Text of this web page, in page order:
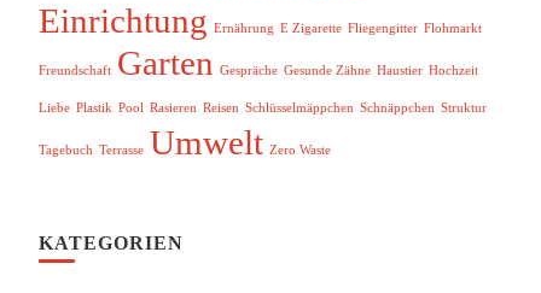
Einrichtung Ernährung E Zigarette Fliegengitter Flohmarkt
Freundschaft Garten Gespräche Gesunde Zähne Haustier Hochzeit
Liebe Plastik Pool Rasieren Reisen Schlüsselmäppchen Schnäppchen Struktur
Tagebuch Terrasse Umwelt Zero Waste
KATEGORIEN